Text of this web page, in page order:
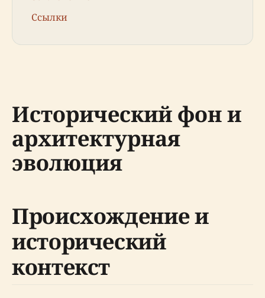
Ссылки
Исторический фон и
архитектурная
эволюция
Происхождение и
исторический
контекст